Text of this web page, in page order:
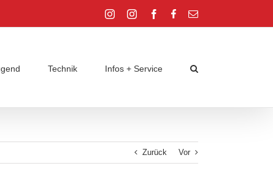
Instagram
Instagram Facebook
Facebook
E-
Technik Infos + Service
Zurück Vor